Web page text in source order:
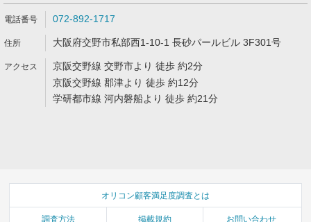
072-892-1717
大阪府交野市私部西1-10-1 長砂パールビル 3F301号
京阪交野線 交野市より 徒歩 約2分
京阪交野線 郡津より 徒歩 約12分
学研都市線 河内磐船より 徒歩 約21分
オリコン顧客満足度調査とは
調査方法 掲載規約 お問い合わせ